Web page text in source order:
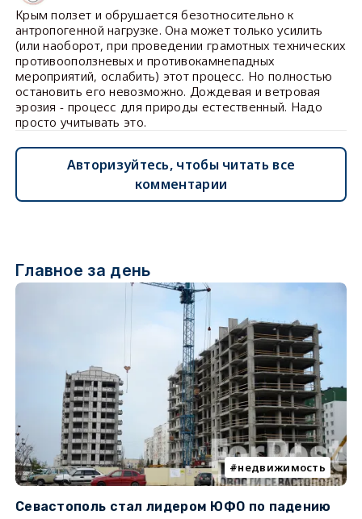
Крым ползет и обрушается безотносительно к
антропогенной нагрузке. Она может только усилить
(или наоборот, при проведении грамотных технических
противооползневых и противокамнепадных
мероприятий, ослабить) этот процесс. Но полностью
остановить его невозможно. Дождевая и ветровая
эрозия - процесс для природы естественный. Надо
просто учитывать это.
Авторизуйтесь, чтобы читать все
комментарии
Главное за день
недвижимость
Севастополь стал лидером ЮФО по падению